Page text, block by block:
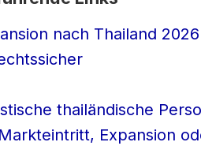
nach Thailand
thailändische
Expansion